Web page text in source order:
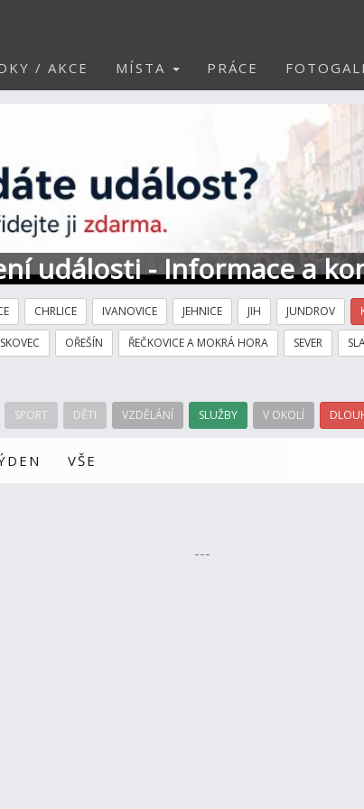
/ AKCE MÍSTA PRÁCE
události - Informace a
CHRLICE IVANOVICE JEHNICE JIH JUNDROV
OŘEŠÍN ŘEČKOVICE A MOKRÁ HORA SEVER
SPORT DĚTI VZDĚLÁNÍ SLUŽBY V OKOLÍ
VŠE
---